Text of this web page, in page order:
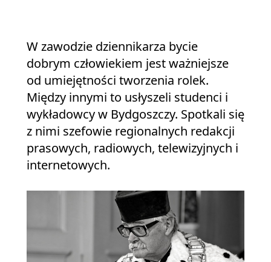
W zawodzie dziennikarza bycie
dobrym człowiekiem jest ważniejsze
od umiejętności tworzenia rolek.
Między innymi to usłyszeli studenci i
wykładowcy w Bydgoszczy. Spotkali się
z nimi szefowie regionalnych redakcji
prasowych, radiowych, telewizyjnych i
internetowych.